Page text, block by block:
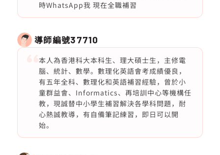
時WhatsApp我 現在全職補習
導師編號37710
本人為香港科大本科生、理大碩士生，主修電
腦、統計、數學。數理化英語會考成績優良，
有五年全科、數理化和英語補習經驗，曾於小
童群益會、Informatics、再培訓中心等機構任
教，現誠替中小學生補習解決各學科問題，耐
心熱誠教導，有自備筆記練習，即日可以開
始。